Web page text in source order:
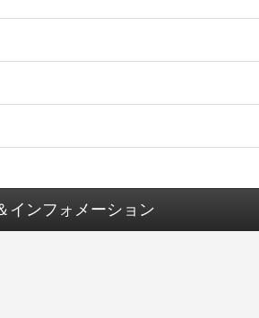
インフォメーション